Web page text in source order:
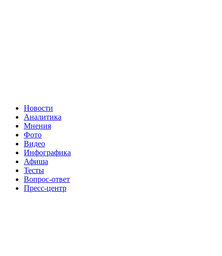
Новости
Аналитика
Мнения
Фото
Видео
Инфографика
Афиша
Тесты
Вопрос-ответ
Пресс-центр